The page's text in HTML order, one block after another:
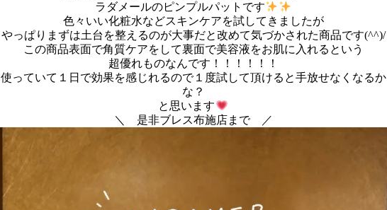
ラダメールのピンプルパットです
色々いい化粧水などスキンケアを試してきましたが
やっぱりまずは土台を整えるのが大事だと改めて気づかされた商品です(^^)/
この商品表面で角質ケアをして裏面で美容液をお肌に入れるという
超優れものなんです！！！！！！
使っていて１日で効果を感じれるので１度試して頂けると手放せなくなるか
な？
と思います
＼ 是非ブレス布施店まで ／